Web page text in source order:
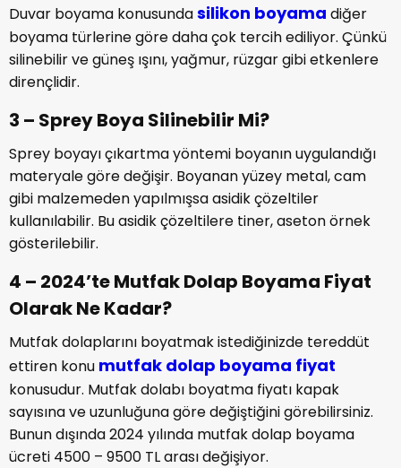
Duvar boyama konusundasilikon boyama diğer
boyama türlerine göre daha çok tercih ediliyor. Çünkü
silinebilir ve güneş ışını, yağmur, rüzgar gibi etkenlere
dirençlidir.
3 – Sprey Boya Silinebilir Mi?
Sprey boyayı çıkartma yöntemi boyanın uygulandığı
materyale göre değişir. Boyanan yüzey metal, cam
gibi malzemeden yapılmışsa asidik çözeltiler
kullanılabilir. Bu asidik çözeltilere tiner, aseton örnek
gösterilebilir.
4 – 2024’te Mutfak Dolap Boyama Fiyat
Olarak Ne Kadar?
Mutfak dolaplarını boyatmak istediğinizde tereddüt
ettiren konu mutfak dolap boyama fiyat
konusudur. Mutfak dolabı boyatma fiyatı kapak
sayısına ve uzunluğuna göre değiştiğini görebilirsiniz.
Bunun dışında 2024 yılında mutfak dolap boyama
ücreti 4500 – 9500 TL arası değişiyor.